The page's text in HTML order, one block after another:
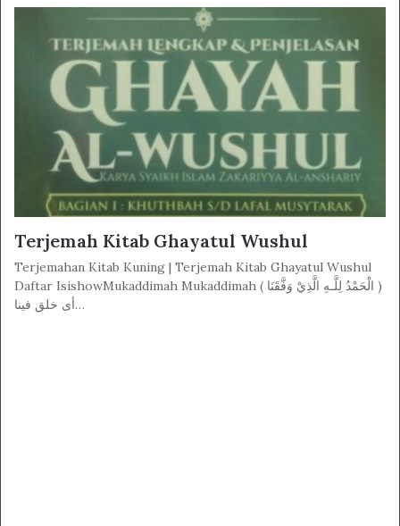
Terjemah Kitab Ghayatul Wushul
Terjemahan Kitab Kuning | Terjemah Kitab Ghayatul Wushul
Daftar IsishowMukaddimah Mukaddimah ( الْحَمْدُ لِلَّـهِ الَّذِيْ وَفَّقَنَا )
أى خلق فينا…